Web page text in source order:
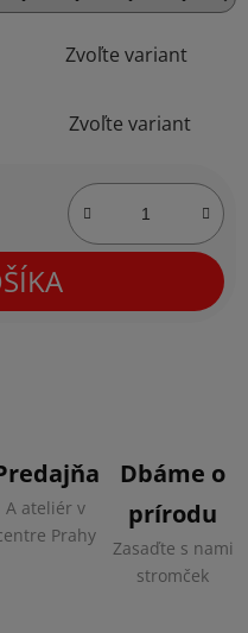
Zvoľte variant
Zvoľte variant
A ateliér v
Prahy
Dbáme o
prírodu
Zasaďte s nami
stromček